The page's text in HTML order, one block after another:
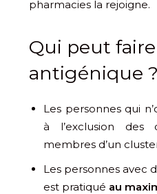
pharmacies la rejoigne.
Qui peut
antigénique ?
Les personnes qui
à l’exclusion
membres d’un
Les personnes avec
est pratiqué au